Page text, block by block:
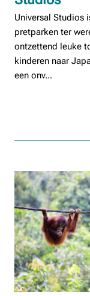
Universal Studios
pretparken ter
ontzettend leuke
kinderen naar
een onv...